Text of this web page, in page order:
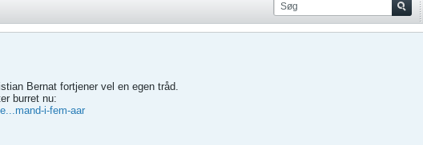
Bernat fortjener vel en egen tråd.
burret nu:
i-fem-aar